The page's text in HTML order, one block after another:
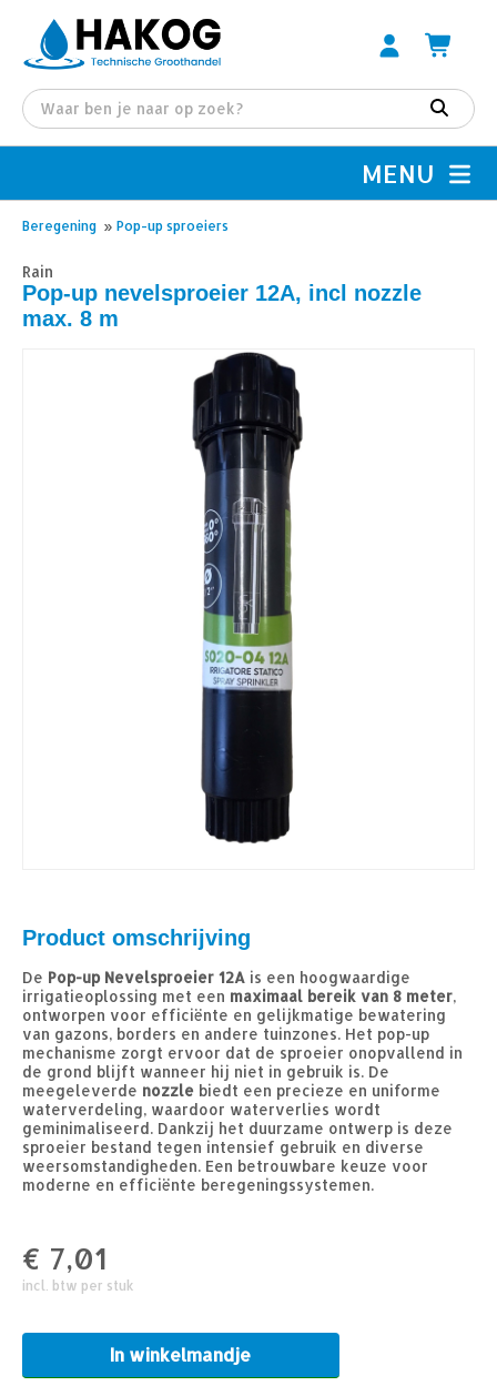
MENU
Beregening » Pop-up sproeiers
Rain
Pop-up nevelsproeier 12A, incl nozzle
max. 8 m
Product omschrijving
De Pop-up Nevelsproeier 12A is een hoogwaardige
irrigatieoplossing met een maximaal bereik van 8 meter,
ontworpen voor efficiënte en gelijkmatige bewatering
van gazons, borders en andere tuinzones. Het pop-up
mechanisme zorgt ervoor dat de sproeier onopvallend in
de grond blijft wanneer hij niet in gebruik is. De
meegeleverde nozzle biedt een precieze en uniforme
waterverdeling, waardoor waterverlies wordt
geminimaliseerd. Dankzij het duurzame ontwerp is deze
sproeier bestand tegen intensief gebruik en diverse
weersomstandigheden. Een betrouwbare keuze voor
moderne en efficiënte beregeningssystemen.
€ 7,01
incl. btw per stuk
In winkelmandje